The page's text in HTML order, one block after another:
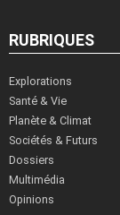
RUBRIQUES
Explorations
Santé & Vie
Planète & Climat
Sociétés & Futurs
Dossiers
Multimédia
Opinions